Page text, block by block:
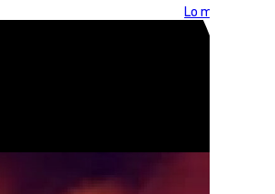
Lo más visto >